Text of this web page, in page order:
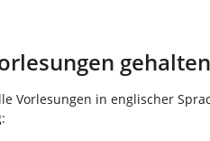
Vorlesungen in englischer